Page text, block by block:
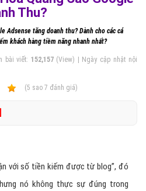
Thu?
Adsense tăng doanh thu? Dành cho các cá
khách hàng tiềm năng nhanh nhất?
bài viết: 152,157(View) | Ngày cập nhật nội
(5 sao 7 đánh giá)
với số tiền kiếm được từ blog”, đó
nó không thực sự đúng trong